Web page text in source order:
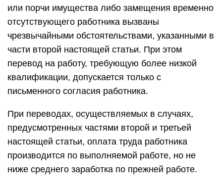
или порчи имущества либо замещения временно
отсутствующего работника вызваны
чрезвычайными обстоятельствами, указанными в
части второй настоящей статьи. При этом
перевод на работу, требующую более низкой
квалификации, допускается только с
письменного согласия работника.
При переводах, осуществляемых в случаях,
предусмотренных частями второй и третьей
настоящей статьи, оплата труда работника
производится по выполняемой работе, но не
ниже среднего заработка по прежней работе.